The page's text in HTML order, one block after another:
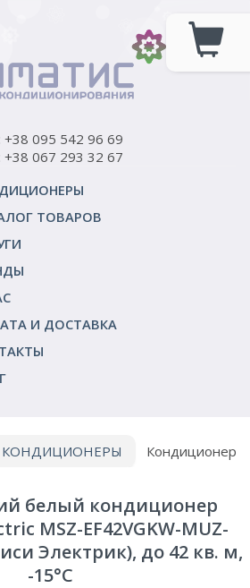
+38 095 542 96 69
+38 067 293 32 67
ТОВАРОВ
И ДОСТАВКА
КОНДИЦИОНЕРЫ
Кондиционер
белый кондиционер
MSZ-EF42VGKW-MUZ-
Электрик), до 42 кв. м,
-15°C